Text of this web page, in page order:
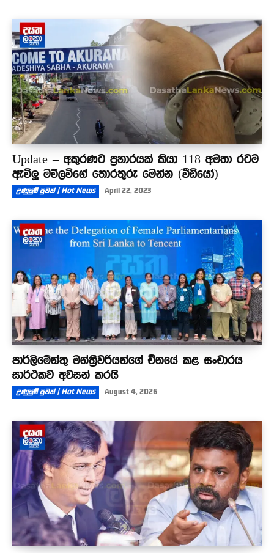
Update – අකුරණට ප්‍රහාරයක් කියා 118 අමතා රටම
ඇවිලූ මව්ලවිගේ තොරතුරු මෙන්න (වීඩියෝ)
උණුසුම් පුවත් | Hot News April 22, 2023
පාර්ලිමේන්තු මන්ත්‍රීවරියන්ගේ චීනයේ කළ සංචාරය
සාර්ථකව අවසන් කරයි
උණුසුම් පුවත් | Hot News August 4, 2026